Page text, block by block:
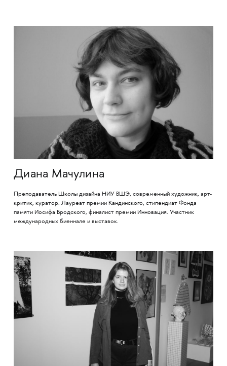
Диана Мачулина
Преподаватель Школы дизайна НИУ ВШЭ, современный художник, арт-
критик, куратор. Лауреат премии Кандинского, стипендиат Фонда
памяти Иосифа Бродского, финалист премии Инновация. Участник
международных биеннале и выставок.